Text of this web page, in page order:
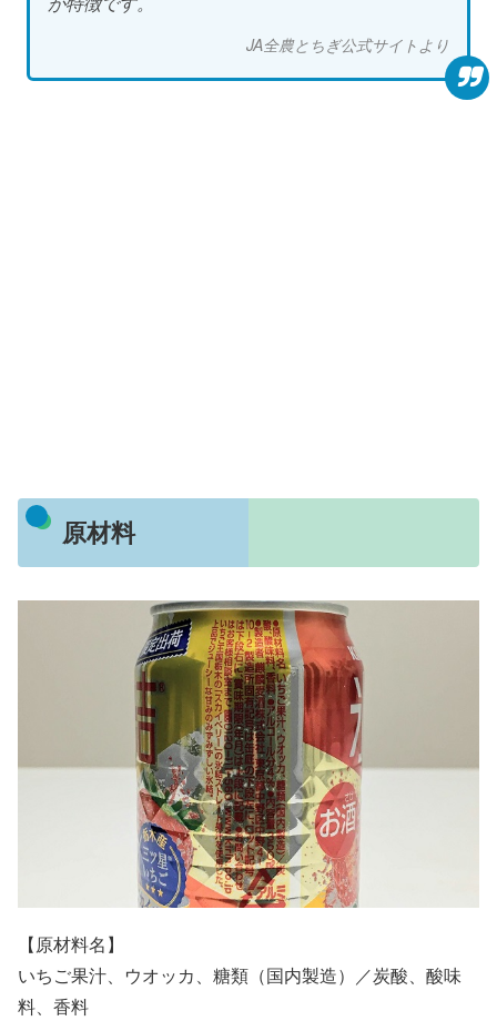
JA全農とちぎ公式サイトより
原材料
【原材料名】
いちご果汁、ウオッカ、糖類（国内製造）／炭酸、酸味
料、香料